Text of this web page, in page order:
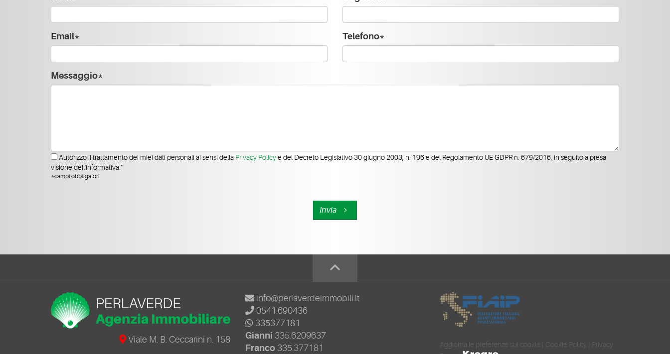
Email* Telefono*
Messaggio*
Autorizzo il trattamento dei miei dati personali ai sensi della Privacy Policye del Decreto Legislativo 30 giugno 2003, n. 196 e del Regolamento UE GDPR n. 679/2016, in seguito a presa
visione dell'informativa."
*campi obbligatori
Invia
Viale M. B. Ceccarini n. 158
info@perlaverdeimmobili.it
0541.690436
335377181
Gianni 335.6209637
Franco 335.377181 Aggiorna le preferenze sui cookie Cookie Policy
Privacy